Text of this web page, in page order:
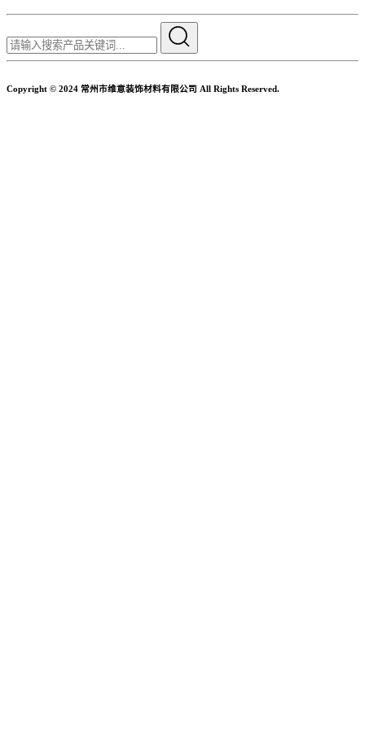
Copyright © 2024 常州市维意装饰材料有限公司 All Rights Reserved.